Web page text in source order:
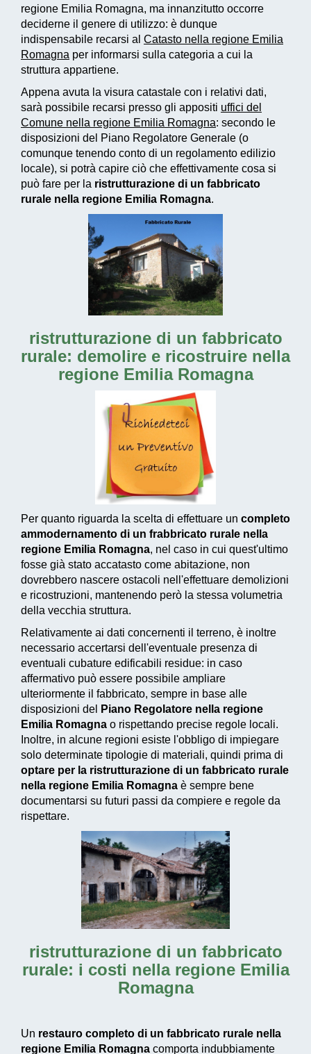
regione Emilia Romagna, ma innanzitutto occorre
deciderne il genere di utilizzo: è dunque
indispensabile recarsi al Catasto nella regione Emilia
Romagna per informarsi sulla categoria a cui la
struttura appartiene.
Appena avuta la visura catastale con i relativi dati,
sarà possibile recarsi presso gli appositi uffici del
Comune nella regione Emilia Romagna: secondo le
disposizioni del Piano Regolatore Generale (o
comunque tenendo conto di un regolamento edilizio
locale), si potrà capire ciò che effettivamente cosa si
può fare per la ristrutturazione di un fabbricato
rurale nella regione Emilia Romagna.
ristrutturazione di un fabbricato
rurale: demolire e ricostruire nella
regione Emilia Romagna
Per quanto riguarda la scelta di effettuare un completo
ammodernamento di un frabbricato rurale nella
regione Emilia Romagna, nel caso in cui quest'ultimo
fosse già stato accatasto come abitazione, non
dovrebbero nascere ostacoli nell'effettuare demolizioni
e ricostruzioni, mantenendo però la stessa volumetria
della vecchia struttura.
Relativamente ai dati concernenti il terreno, è inoltre
necessario accertarsi dell'eventuale presenza di
eventuali cubature edificabili residue: in caso
affermativo può essere possibile ampliare
ulteriormente il fabbricato, sempre in base alle
disposizioni del
Piano Regolatore nella regione
Emilia Romagna o rispettando precise regole locali.
Inoltre, in alcune regioni esiste l'obbligo di impiegare
solo determinate tipologie di materiali, quindi prima di
optare per la ristrutturazione di un fabbricato rurale
nella regione Emilia Romagna è sempre bene
documentarsi su futuri passi da compiere e regole da
rispettare.
ristrutturazione di un fabbricato
rurale: i costi nella regione Emilia
Romagna
Un restauro completo di un fabbricato rurale nella
regione Emilia Romagna comporta indubbiamente